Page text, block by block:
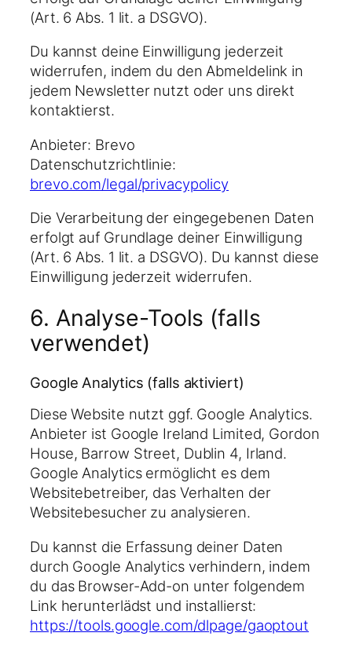
(Art. 6 Abs. 1 lit. a DSGVO).
Du kannst deine Einwilligung jederzeit
widerrufen, indem du den Abmeldelink in
jedem Newsletter nutzt oder uns direkt
kontaktierst.
Anbieter: Brevo
Datenschutzrichtlinie:
brevo.com/legal/privacypolicy
Die Verarbeitung der eingegebenen Daten
erfolgt auf Grundlage deiner Einwilligung
(Art. 6 Abs. 1 lit. a DSGVO). Du kannst diese
Einwilligung jederzeit widerrufen.
6. Analyse-Tools (falls
verwendet)
Google Analytics (falls aktiviert)
Diese Website nutzt ggf. Google Analytics.
Anbieter ist Google Ireland Limited, Gordon
House, Barrow Street, Dublin 4, Irland.
Google Analytics ermöglicht es dem
Websitebetreiber, das Verhalten der
Websitebesucher zu analysieren.
Du kannst die Erfassung deiner Daten
durch Google Analytics verhindern, indem
du das Browser-Add-on unter folgendem
Link herunterlädst und installierst:
https://tools.google.com/dlpage/gaoptout